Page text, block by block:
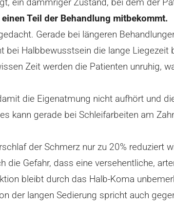
Teil der Behandlung mitbekommt.
Gerade bei längeren
bei Halbbewusstsein die lange
Zeit werden die Patienten unruhig,
die Eigenatmung nicht aufhört und
kann gerade bei Schleifarbeiten am
der Schmerz nur zu 20% reduziert
die Gefahr, dass eine versehentliche,
bleibt durch das Halb-Koma
der langen Sedierung spricht auch